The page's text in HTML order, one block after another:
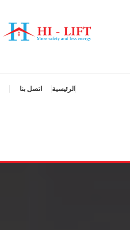
الرئيسية اتصل بنا